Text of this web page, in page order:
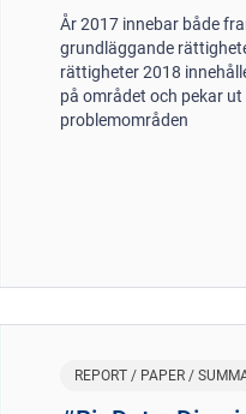
År 2017 innebar både
grundläggande
rättigheter 2018
på området och pekar
problemområden
REPORT / PAPER /